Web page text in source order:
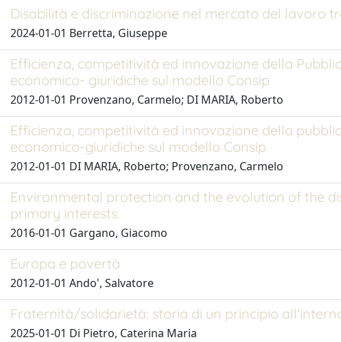
Disabilità e discriminazione nel mercato del lavoro
2024-01-01 Berretta, Giuseppe
Efficienza, competitività ed innovazione della
economico- giuridiche sul modello Consip
2012-01-01 Provenzano, Carmelo; DI MARIA, Roberto
Efficienza, competitività ed innovazione della
economico-giuridiche sul modello Consip
2012-01-01 DI MARIA, Roberto; Provenzano, Carmelo
Environmental protection and the evolution of the
primary interests.
2016-01-01 Gargano, Giacomo
Europa e povertà
2012-01-01 Ando', Salvatore
Fraternità/solidarietà: storia di un principio
2025-01-01 Di Pietro, Caterina Maria